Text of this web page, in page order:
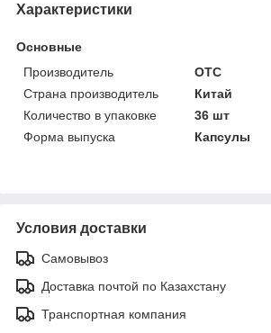
Характеристики
Основные
Производитель
OTC
Страна производитель
Китай
Количество в упаковке
36 шт
Форма выпуска
Капсулы
Условия доставки
Самовывоз
Доставка почтой по Казахстану
Транспортная компания